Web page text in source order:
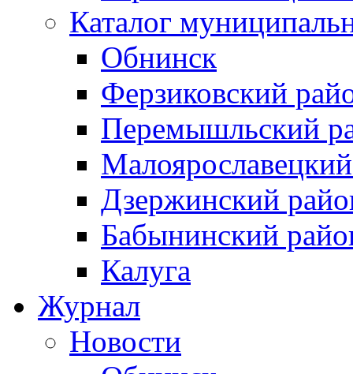
Каталог
Обнинск
Ферзиковский
Перемышльский
Дзержинский
Бабынинский
Калуга
Журнал
Новости